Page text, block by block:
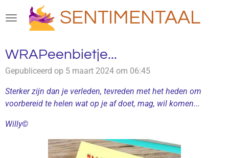
direct
de
hoofdinhoud
SENTIMENTAAL
WRAPeenbietje...
Gepubliceerd op 5 maart 2024 om 06:45
Sterker zijn dan je verleden, tevreden met het heden om
voorbereid te helen wat op je af doet, mag, wil komen...
Willy©